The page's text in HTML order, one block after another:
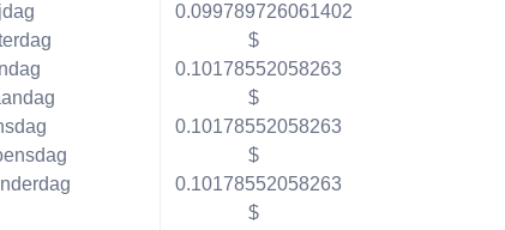
0.099789726061402
$
0.10178552058263
$
0.10178552058263
$
0.10178552058263
$